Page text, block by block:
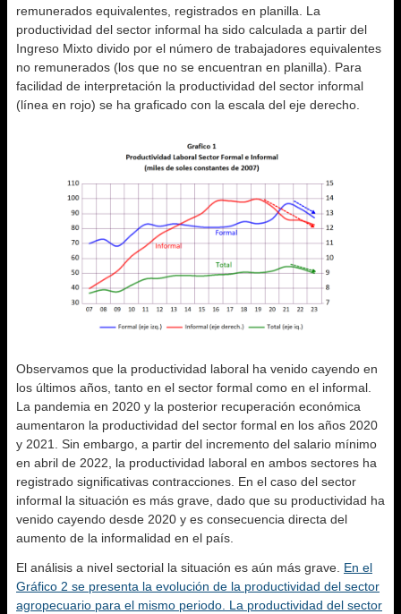
remunerados equivalentes, registrados en planilla. La
productividad del sector informal ha sido calculada a partir del
Ingreso Mixto divido por el número de trabajadores equivalentes
no remunerados (los que no se encuentran en planilla). Para
facilidad de interpretación la productividad del sector informal
(línea en rojo) se ha graficado con la escala del eje derecho.
Observamos que la productividad laboral ha venido cayendo en
los últimos años, tanto en el sector formal como en el informal.
La pandemia en 2020 y la posterior recuperación económica
aumentaron la productividad del sector formal en los años 2020
y 2021. Sin embargo, a partir del incremento del salario mínimo
en abril de 2022, la productividad laboral en ambos sectores ha
registrado significativas contracciones. En el caso del sector
informal la situación es más grave, dado que su productividad ha
venido cayendo desde 2020 y es consecuencia directa del
aumento de la informalidad en el país.
El análisis a nivel sectorial la situación es aún más grave. En el
Gráfico 2 se presenta la evolución de la productividad del sector
agropecuario para el mismo periodo. La productividad del sector